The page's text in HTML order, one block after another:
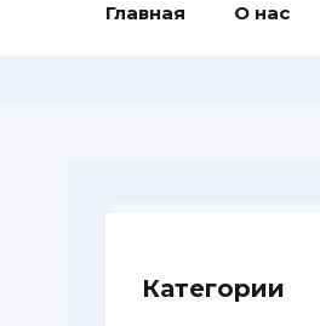
Главная О нас
Категории